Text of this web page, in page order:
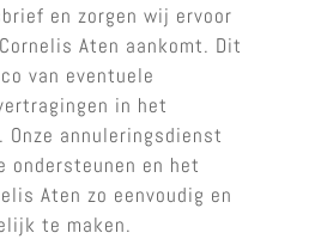
en zorgen wij ervoor
Aten aankomt. Dit
van eventuele
in het
Onze annuleringsdienst
ondersteunen en het
Aten zo eenvoudig en
te maken.